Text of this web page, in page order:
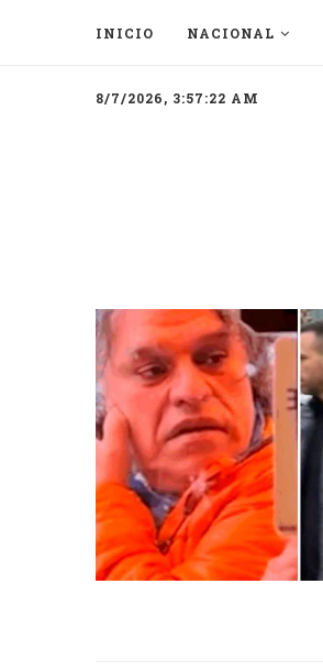
INICIO NACIONAL
8/7/2026, 3:57:22 AM